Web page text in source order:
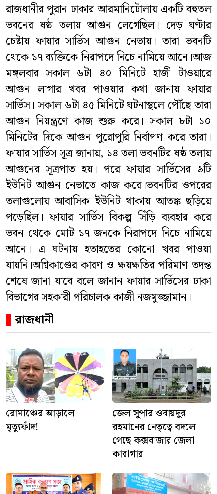
রাজধানীর পুরান ঢাকার আরমানিটোলায় একটি বহুতল
ভবনের ষষ্ঠ তলায় আগুন লেগেছিল। দেড় ঘণ্টার
চেষ্টায় ফায়ার সার্ভিস আগুন নেভায়। তারা ভবনটি
থেকে ১৭ ব্যক্তিকে নিরাপদে নিচে নামিয়ে আনে।আজ
মঙ্গলবার সকাল ৬টা ৪০ মিনিটে হাজী টাওয়ারে
আগুন লাগার খবর পাওয়ার কথা জানায় ফায়ার
সার্ভিস। সকাল ৬টা ৪৫ মিনিটে ঘটনাস্থলে পৌঁছে তারা
আগুন নিয়ন্ত্রণে কাজ শুরু করে। সকাল ৮টা ১০
মিনিটের দিকে আগুন পুরোপুরি নির্বাপণ করে তারা।
ফায়ার সার্ভিস সূত্র জানায়, ১৪ তলা ভবনটির ষষ্ঠ তলায়
আগুনের সূত্রপাত হয়। পরে ফায়ার সার্ভিসের ৯টি
ইউনিট আগুন নেভাতে কাজ করে।ভবনটির ওপরের
তলাগুলোয় আবাসিক ইউনিট থাকায় আতঙ্ক ছড়িয়ে
পড়েছিল। ফায়ার সার্ভিস বিকল্প সিঁড়ি ব্যবহার করে
ভবন থেকে মোট ১৭ জনকে নিরাপদে নিচে নামিয়ে
আনে। এ ঘটনায় হতাহতের কোনো খবর পাওয়া
যায়নি।অগ্নিকাণ্ডের কারণ ও ক্ষয়ক্ষতির পরিমাণ তদন্ত
শেষে জানা যাবে বলে জানান ফায়ার সার্ভিসের ঢাকা
বিভাগের সহকারী পরিচালক কাজী নজমুজ্জামান।
রাজধানী
রোমাঞ্চের আড়ালে
মৃত্যুফাঁদ!
জেল সুপার ওবায়দুর
রহমানের নেতৃত্বে বদলে
গেছে কক্সবাজার জেলা
কারাগার